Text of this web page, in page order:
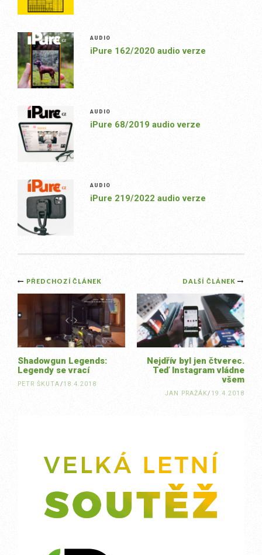
AUDIO
iPure 162/2020 audio verze
AUDIO
iPure 68/2019 audio verze
AUDIO
iPure 219/2022 audio verze
Post
navigation
DALŠÍ ČLÁNEK
Nejdřív byl jen čtverec.
Teď Instagram vládne
všem
JAN PRAŽÁK/ 19.4.2018
PŘEDCHOZÍ ČLÁNEK
Shadowgun Legends:
Legendy se vrací
PETR ŠKUTA/18.4.2018